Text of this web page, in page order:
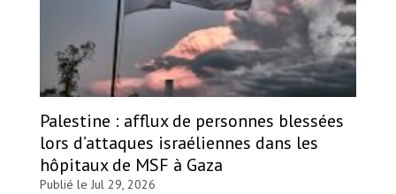
Palestine : afflux de personnes blessées
lors d’attaques israéliennes dans les
hôpitaux de MSF à Gaza
Publié le Jul 29, 2026